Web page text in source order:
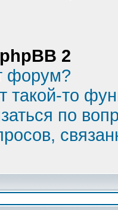
2
форум?
такой-то
по